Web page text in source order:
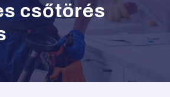
csőtörés